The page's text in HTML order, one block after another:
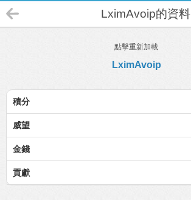
LximAvoip的資料
點擊重新加載
LximAvoip
積分
威望
金錢
貢獻